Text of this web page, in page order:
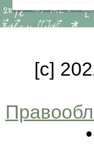
[c]
•